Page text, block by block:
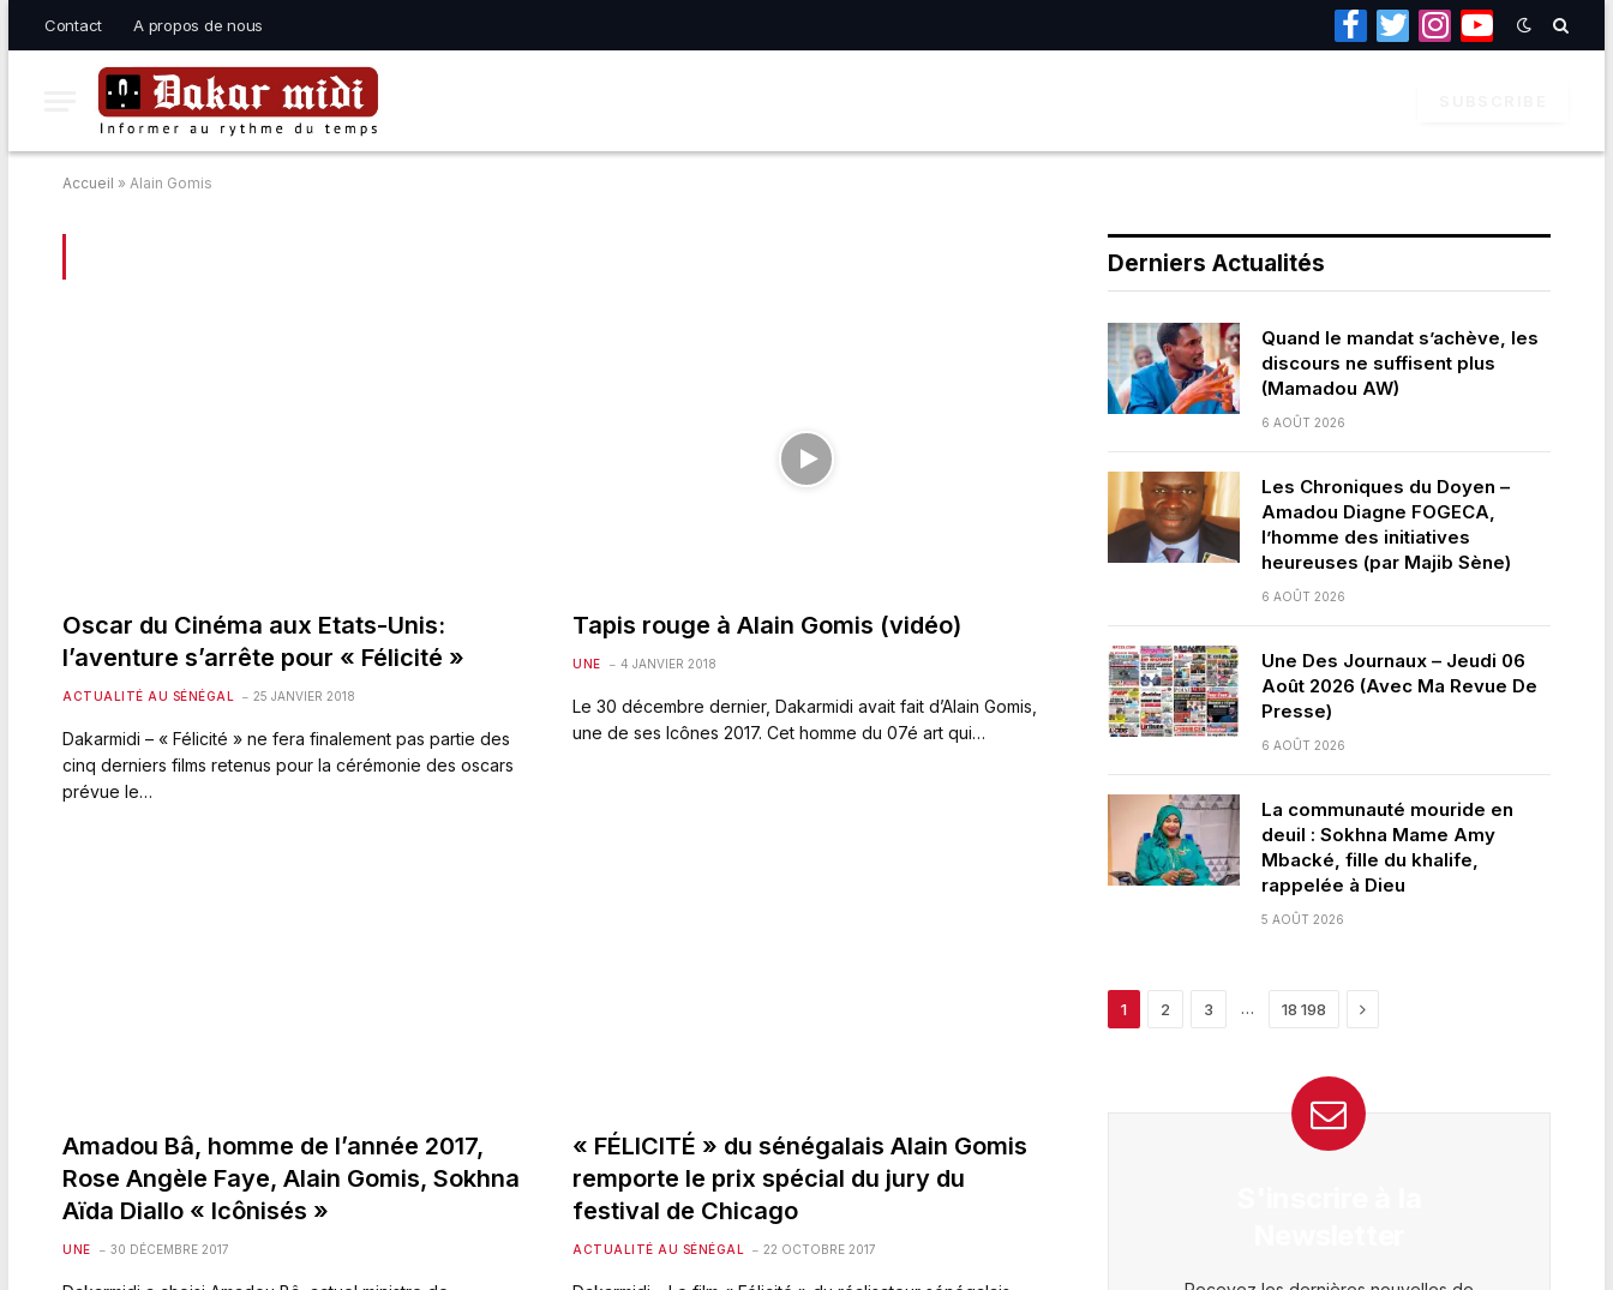
Contact A propos de nous
Facebook
TwitterInstagramYouTube
Accueil » Alain Gomis
Oscar du Cinéma aux Etats-Unis:
l’aventure s’arrête pour « Félicité »
ACTUALITÉ AU SÉNÉGAL 25 JANVIER 2018
Dakarmidi – « Félicité » ne fera finalement pas partie des
cinq derniers films retenus pour la cérémonie des oscars
prévue le…
Tapis rouge à Alain Gomis (vidéo)
UNE 4 JANVIER 2018
Le 30 décembre dernier, Dakarmidi avait fait d’Alain Gomis,
une de ses Icônes 2017. Cet homme du 07é art qui…
Amadou Bâ, homme de l’année 2017,
Rose Angèle Faye, Alain Gomis, Sokhna
Aïda Diallo « Icônisés »
UNE 30 DÉCEMBRE 2017
« FÉLICITÉ » du sénégalais Alain Gomis
remporte le prix spécial du jury du
festival de Chicago
ACTUALITÉ AU SÉNÉGAL 22 OCTOBRE 2017
Derniers Actualités
Quand le mandat s’achève, les
discours ne suffisent plus
(Mamadou AW)
6 AOÛT 2026
Les Chroniques du Doyen –
Amadou Diagne FOGECA,
l’homme des initiatives
heureuses (par Majib Sène)
6 AOÛT 2026
Une Des Journaux – Jeudi 06
Août 2026 (Avec Ma Revue De
Presse)
6 AOÛT 2026
La communauté mouride en
deuil : Sokhna Mame Amy
Mbacké, fille du khalife,
rappelée à Dieu
5 AOÛT 2026
1 2 3 … 18 198 Next